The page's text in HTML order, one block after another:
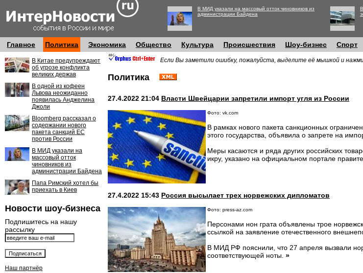
В МИД указали на массовый отток чиновников из
администрации Байдена
Главное Политика Экономика Общество Культура Происшествия Шоу-бизнес Спорт
В Китае предупреждают
об угрозе конфликта
великих держав
В одной из кофеен
Львова неожиданно
появилась Анджелина
Джоли
Bloomberg рассказал о
содержании нового
пакета санкций ЕС
против России
В МИД указали на
массовый отток
чиновников из
администрации Байдена
Папа Римский хотел бы
приехать в Киев
Новости шоу-бизнеса
Подпишитесь на нашу
рассылку
Наш партнёр
Если Вы заметили ошибку, пожалуйста, выделите её мышкой и
Политика
27.4.2022 21:04 Власти Швейцарии запретили импорт угля из России
Фото: vk.com
В рамках нового пакета санкционных
этого государства, объявила о запрете на
Меры касаются и ряда других российских
икру, указано на официальном портале
27.4.2022 15:43 Россия высылает трех норвежских дипломатов
Фото: press-az.com
Персонами нон грата объявлены трое
ссылкой на заявление отечественного
В МИД РФ пояснили, что 27 апреля вызвали
соответствующей ноты. »